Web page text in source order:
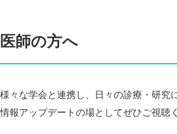
医師の方へ
様々な学会と連携し、日々の診療・研究
情報アップデートの場としてぜひご視聴